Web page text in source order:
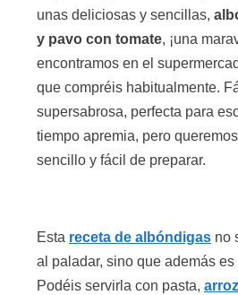
unas deliciosas y sencillas,
y pavo con tomate, ¡una
encontramos en el
que compréis habitualmente.
supersabrosa, perfecta para
tiempo apremia, pero
sencillo y fácil de preparar.
Esta receta de albóndigas no
al paladar, sino que además
Podéis servirla con pasta, arroz